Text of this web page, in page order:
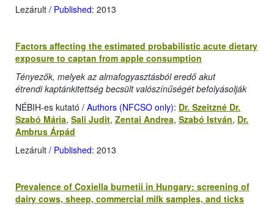
Lezárult / Published: 2013
Factors affecting the estimated probabilistic acute dietary
exposure to captan from apple consumption
Tényezők, melyek az almafogyasztásból eredő akut
étrendi kaptánkitettség becsült valószínűségét befolyásolják
NÉBIH-es kutató / Authors (NFCSO only): Dr. Szeitzné Dr.
Szabó Mária, Sali Judit, Zentai Andrea, Szabó István, Dr.
Ambrus Árpád
Lezárult / Published: 2013
Prevalence of Coxiella burnetii in Hungary: screening of
dairy cows, sheep, commercial milk samples, and ticks